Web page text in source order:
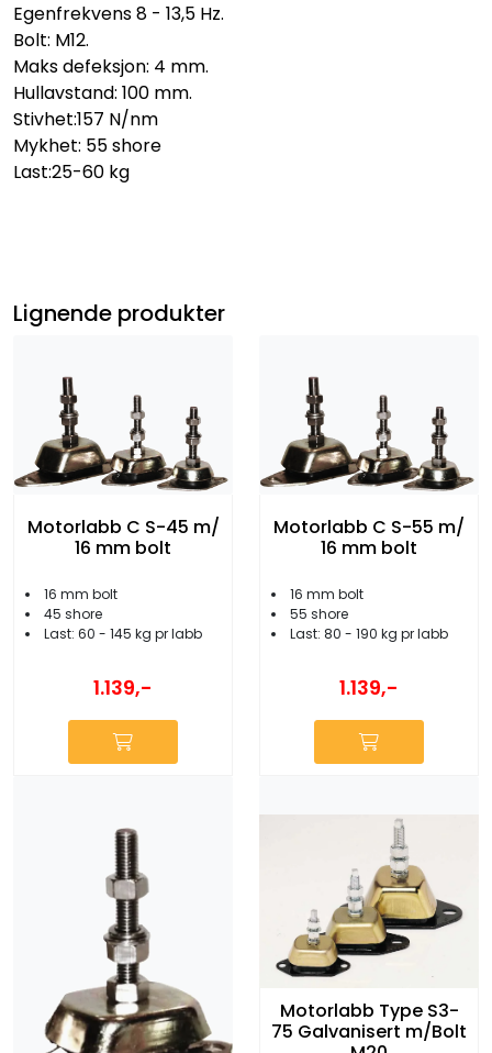
Egenfrekvens 8 - 13,5 Hz.
Bolt: M12.
Maks defeksjon: 4 mm.
Hullavstand: 100 mm.
Stivhet:157 N/nm
Mykhet: 55 shore
Last:25-60 kg
Lignende produkter
Motorlabb C S-45 m/
16 mm bolt
16 mm bolt
45 shore
Last: 60 - 145 kg pr labb
1.139,-
Motorlabb C S-55 m/
16 mm bolt
16 mm bolt
55 shore
Last: 80 - 190 kg pr labb
1.139,-
Motorlabb Type S3-
75 Galvanisert m/Bolt